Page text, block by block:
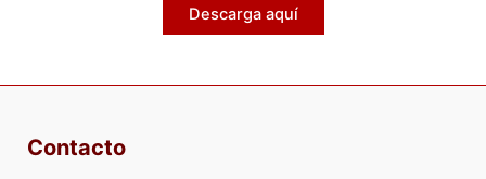
Descarga aquí
Contacto